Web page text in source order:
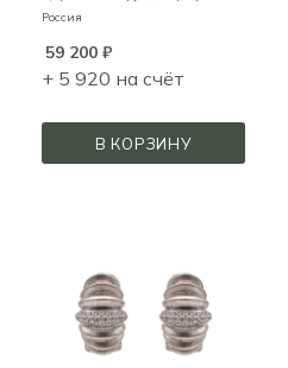
Россия
59 200 ₽
+ 5 920 на счёт
В КОРЗИНУ